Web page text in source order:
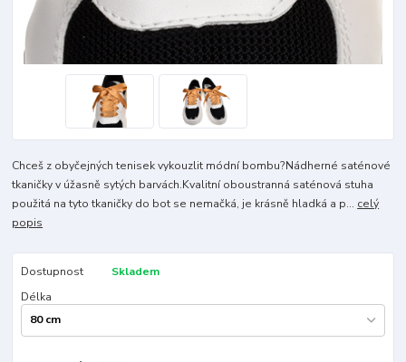
Chceš z obyčejných tenisek vykouzlit módní bombu?Nádherné saténové
tkaničky v úžasně sytých barvách.Kvalitní oboustranná saténová stuha
použitá na tyto tkaničky do bot se nemačká, je krásně hladká a p... celý
popis
Dostupnost
Skladem
Délka